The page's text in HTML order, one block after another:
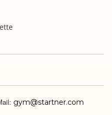
gym@startner.com